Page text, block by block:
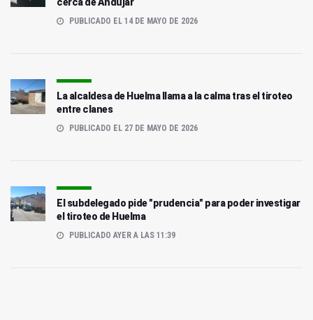
cerca de Andújar
PUBLICADO EL 14 DE MAYO DE 2026
La alcaldesa de Huelma llama a la calma tras el tiroteo
entre clanes
PUBLICADO EL 27 DE MAYO DE 2026
El subdelegado pide "prudencia" para poder investigar
el tiroteo de Huelma
PUBLICADO AYER A LAS 11:39